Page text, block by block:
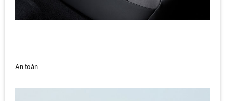
An toàn